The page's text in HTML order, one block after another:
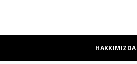
HAKKIMIZDA